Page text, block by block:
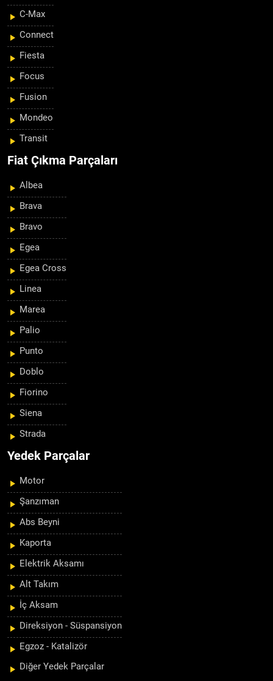
C-Max
Connect
Fiesta
Focus
Fusion
Mondeo
Transit
Fiat Çıkma Parçaları
Albea
Brava
Bravo
Egea
Egea Cross
Linea
Marea
Palio
Punto
Doblo
Fiorino
Siena
Strada
Yedek Parçalar
Motor
Şanzıman
Abs Beyni
Kaporta
Elektrik Aksamı
Alt Takım
İç Aksam
Direksiyon - Süspansiyon
Egzoz - Katalizör
Diğer Yedek Parçalar